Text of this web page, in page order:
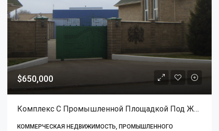
$650,000
Комплекс С Промышленной Площадкой Под Железнодорожное Депо
КОММЕРЧЕСКАЯ НЕДВИЖИМОСТЬ, ПРОМЫШЛЕННОГО